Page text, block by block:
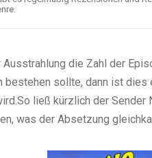
Ausstrahlung die Zahl der
bestehen sollte, dann ist
ließ kürzlich der Sender
was der Absetzung